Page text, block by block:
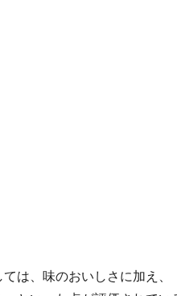
は、味のおいしさに加え